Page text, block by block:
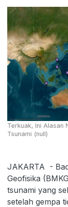
Terkuak, Ini Alasan
Tsunami (null)
JAKARTA -
Geofisika
tsunami yang
setelah gempa